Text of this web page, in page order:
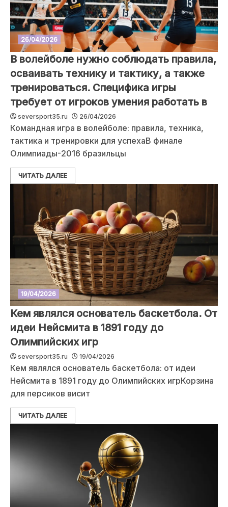
26/04/2026
В волейболе нужно соблюдать правила,
осваивать технику и тактику, а также
тренироваться. Специфика игры
требует от игроков умения работать в
seversport35.ru 26/04/2026
Командная игра в волейболе: правила, техника,
тактика и тренировки для успехаВ финале
Олимпиады-2016 бразильцы
ЧИТАТЬ ДАЛЕЕ
19/04/2026
Кем являлся основатель баскетбола. От
идеи Нейсмита в 1891 году до
Олимпийских игр
seversport35.ru 19/04/2026
Кем являлся основатель баскетбола: от идеи
Нейсмита в 1891 году до Олимпийских игрКорзина
для персиков висит
ЧИТАТЬ ДАЛЕЕ